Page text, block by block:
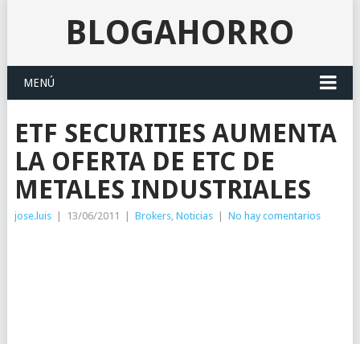
BLOGAHORRO
MENÚ
ETF SECURITIES AUMENTA
LA OFERTA DE ETC DE
METALES INDUSTRIALES
jose.luis 13/06/2011 Brokers, Noticias No hay comentarios